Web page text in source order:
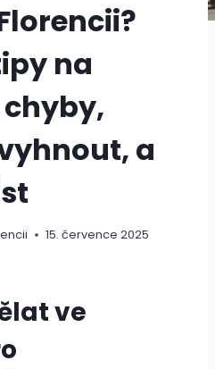
na
a
15. července 2025
ve